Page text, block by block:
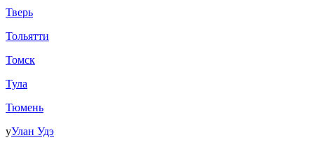
Тверь
Тольятти
Томск
Тула
Тюмень
уУлан Удэ